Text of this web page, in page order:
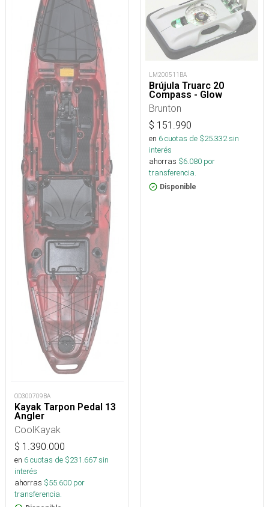
OD300709BA
Kayak Tarpon Pedal 13
Angler
CoolKayak
$ 1.390.000
en 6cuotas de $231.667sin
interés
ahorras $55.600 por
transferencia.
LM200511BA
Brújula Truarc 20
Compass - Glow
Brunton
$ 151.990
en 6cuotas de $25.332sin
interés
ahorras $6.080 por
transferencia.
Disponible